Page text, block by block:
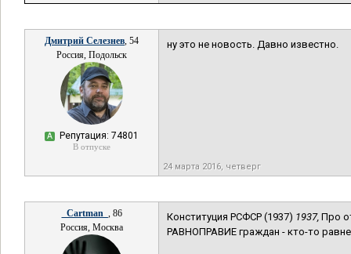
Дмитрий Селезнев, 54
Россия, Подольск
А Репутация: 74801
В отпуске
ну это не новость. Давно известно.
24 марта 2016, четверг
_Cartman_ , 86
Россия, Москва
Конституция РСФСР (1937) 1937, Про
РАВНОПРАВИЕ граждан - кто-то